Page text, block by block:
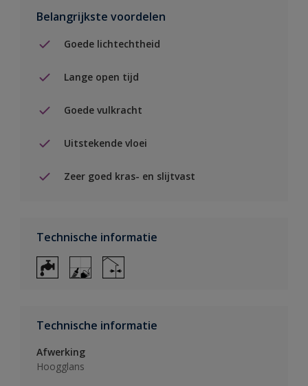
Belangrijkste voordelen
Goede lichtechtheid
Lange open tijd
Goede vulkracht
Uitstekende vloei
Zeer goed kras- en slijtvast
Technische informatie
Technische informatie
Afwerking
Hoogglans